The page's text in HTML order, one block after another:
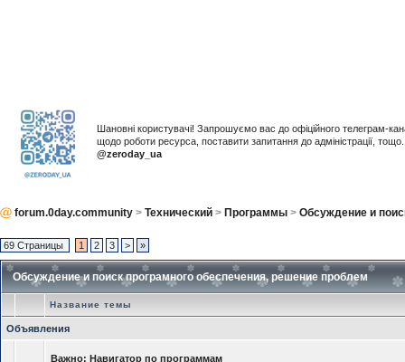
Шановні користувачі! Запрошуємо вас до офіційного телеграм-
щодо роботи ресурса, поставити запитання до адміністрації,
@zeroday_ua
forum.0day.community > Технический > Программы > Обсуждение и
69 Страницы 1 2 3 > »
Обсуждение и поиск програмного обеспечения, решение проблем
Название темы
Объявления
Важно: Навигатор по программам